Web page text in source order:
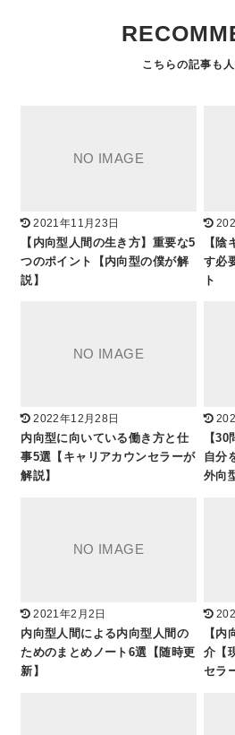
2021年11月23日
【内向型人間の生き方】重要な5
つのポイント【内向型の僕が解
説】
【
す必
ト
2022年12月28日
内向型に向いている働き方と仕
事5選【キャリアカウンセラーが
解説】
【
自分
外向
2021年2月2日
内向型人間による内向型人間の
ためのまとめノート6選【随時更
新】
【
介【
セラ